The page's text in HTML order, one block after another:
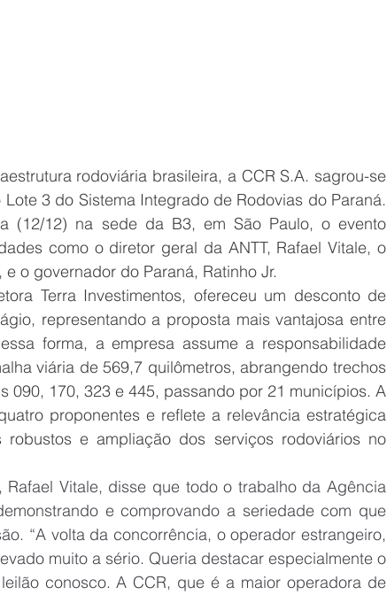
rodoviária brasileira, a CCR S.A. sagrou-se
3 do Sistema Integrado de Rodovias do Paraná.
(12/12) na sede da B3, em São Paulo, o evento
como o diretor geral da ANTT, Rafael Vitale, o
o governador do Paraná, Ratinho Jr.
Terra Investimentos, ofereceu um desconto de
representando a proposta mais vantajosa entre
forma, a empresa assume a responsabilidade
viária de 569,7 quilômetros, abrangendo trechos
090, 170, 323 e 445, passando por 21 municípios. A
proponentes e reflete a relevância estratégica
e ampliação dos serviços rodoviários no
Rafael Vitale, disse que todo o trabalho da Agência
e comprovando a seriedade com que
“A volta da concorrência, o operador estrangeiro,
muito a sério. Queria destacar especialmente o
conosco. A CCR, que é a maior operadora de